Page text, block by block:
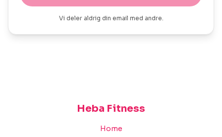
Vi deler aldrig din email med andre.
Heba Fitness
Home